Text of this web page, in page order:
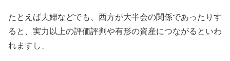
たとえば夫婦などでも、西方が大半会の関係であったりす
ると、実力以上の評価評判や有形の資産につながるといわ
れますし、